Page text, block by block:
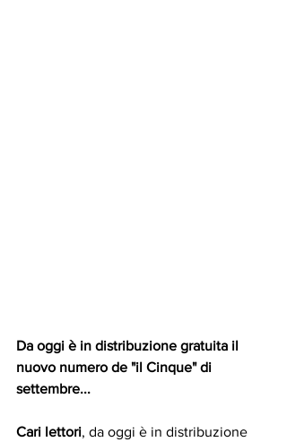
Da oggi è in distribuzione gratuita il
nuovo numero de "il Cinque" di
settembre...
Cari lettori, da oggi è in distribuzione